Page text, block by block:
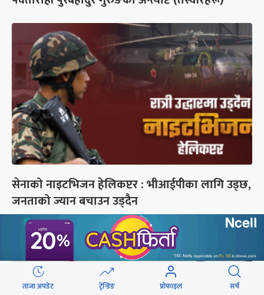
सेनाको नाइटभिजन हेलिकप्टर : भीआईपीका लागि उड्छ,
जनताको ज्यान बचाउन उड्दैन
ताजा अपडेट ट्रेन्डिङ प्रोफाइल सर्च